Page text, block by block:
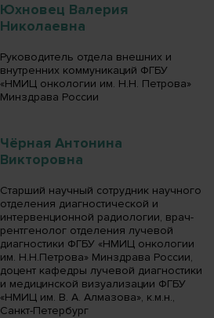
Юхновец Валерия
Николаевна
Руководитель отдела внешних и
внутренних коммуникаций ФГБУ
«НМИЦ онкологии им. Н.Н. Петрова»
Минздрава России
Чёрная Антонина
Викторовна
Старший научный сотрудник научного
отделения диагностической и
интервенционной радиологии, врач-
рентгенолог отделения лучевой
диагностики ФГБУ «НМИЦ онкологии
им. Н.Н.Петрова» Минздрава России,
доцент кафедры лучевой диагностики
и медицинской визуализации ФГБУ
«НМИЦ им. В. А. Алмазова», к.м.н.,
Санкт-Петербург